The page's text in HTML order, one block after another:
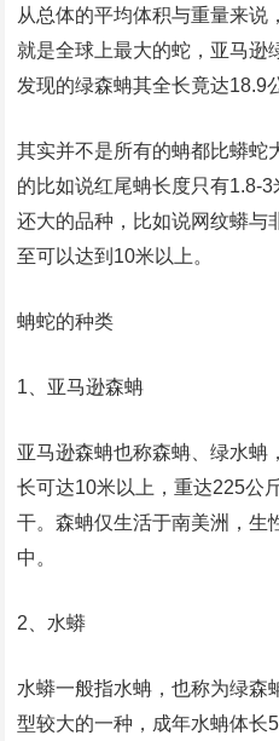
从总体的平均体积与重量来说
就是全球上最大的蛇，亚马逊
发现的绿森蚺其全长竟达18.9
其实并不是所有的蚺都比蟒蛇
的比如说红尾蚺长度只有1.8-
还大的品种，比如说网纹蟒与
至可以达到10米以上。
蚺蛇的种类
1、亚马逊森蚺
亚马逊森蚺也称森蚺、绿水蚺
长可达10米以上，重达225公
干。森蚺仅生活于南美洲，生
中。
2、水蟒
水蟒一般指水蚺，也称为绿森
型较大的一种，成年水蚺体长